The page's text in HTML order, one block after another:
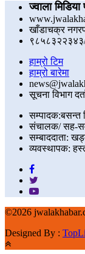
ज्वाला मिडिया
खाँडाचक्र
हाम्रो टिम
हाम्रो बारेमा
सूचना विभाग
सम्पादक:बसन्त
संचालक/ सह-
सम्बाददाता:
व्यवस्थापक:
©2026
Designed By :